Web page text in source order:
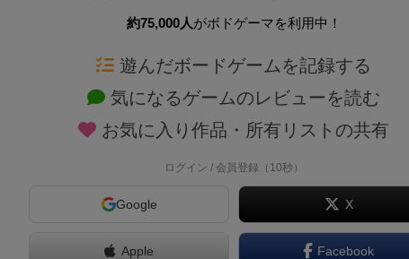
商品名、商品説明文、デザイナー名、テーマ名、メカニクス名を対象にフリー
ゲームデザイナー名を指定して
ゲームデザイナー
対象年齢を指定します。 世界観や登場人
テーマ/フレーバ
ストーカーマンション（Stalker Mansion）
15分～30分
約75,000人がボドゲーマを利用中！
遊んだボードゲームを記録する
気になるゲームのレビューを読む
お気に入り作品・所有リストの共有
ログイン / 会員登録（10秒）
Google X
Apple Facebook